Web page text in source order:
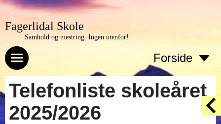
Fagerlidal Skole
Samhold og mestring. Ingen utenfor!
Forside
Telefonliste skoleåret
2025/2026